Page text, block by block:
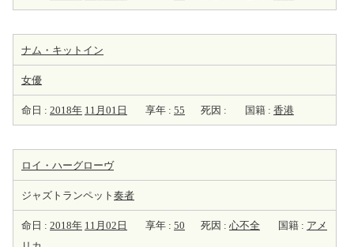
ナム・キットイン
女優
命日 : 2018年 11月01日 享年 : 55 死因 : 国籍 : 香港
ロイ・ハーグローヴ
ジャズトランペット 奏者
命日 : 2018年 11月02日 享年 : 50 死因 : 心不全 国籍 : アメ